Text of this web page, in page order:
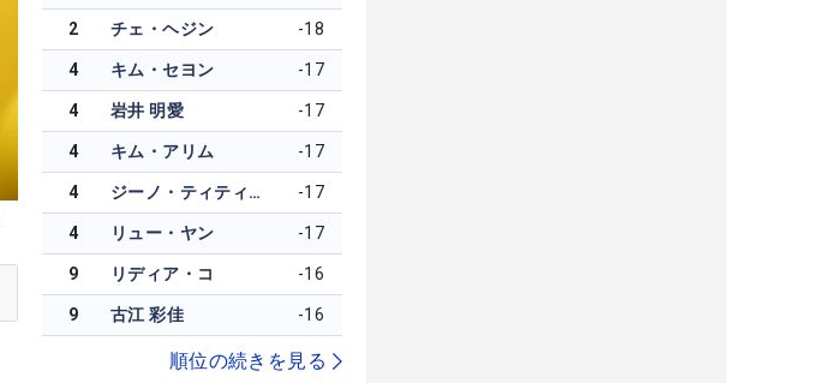
2 チェ・ヘジン -18
4 キム・セヨン -17
4 岩井 明愛 -17
4 キム・アリム -17
4 ジーノ・ティティクル -17
4 リュー・ヤン -17
9 リディア・コ -16
9 古江 彩佳 -16
順位の続きを見る